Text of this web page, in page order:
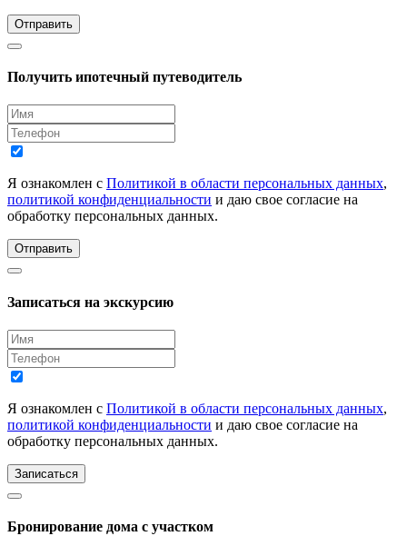
Отправить
Получить ипотечный путеводитель
Я ознакомлен с Политикой в области персональных данных,
политикой конфиденциальности и даю свое согласие на
обработку персональных данных.
Отправить
Записаться на экскурсию
Я ознакомлен с Политикой в области персональных данных,
политикой конфиденциальности и даю свое согласие на
обработку персональных данных.
Записаться
Бронирование дома с участком